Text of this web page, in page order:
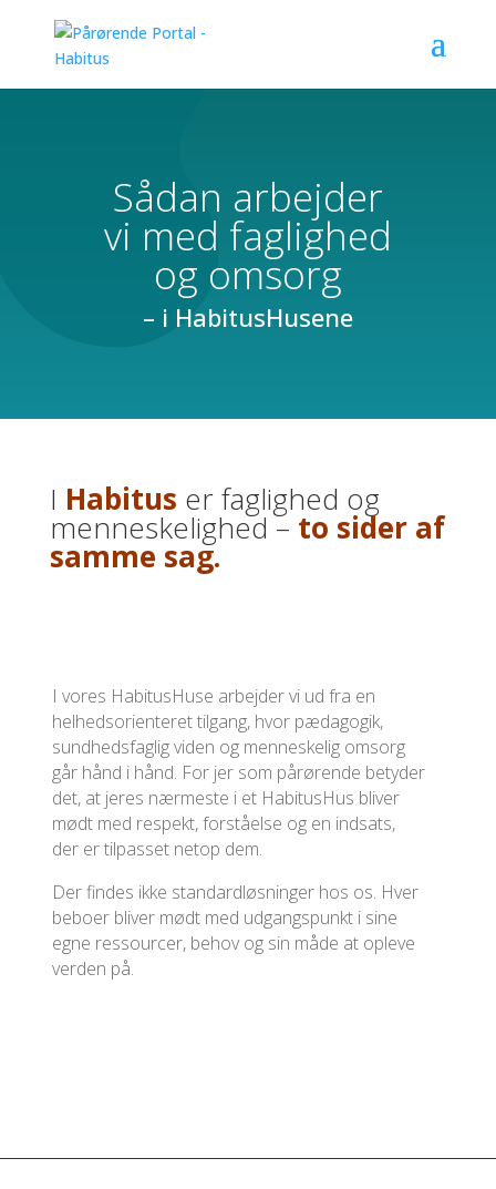
Sådan arbejder
vi med faglighed
og omsorg
– i HabitusHusene
I Habitus er faglighed og
menneskelighed – to sider af
samme sag.
I vores HabitusHuse arbejder vi ud fra en
helhedsorienteret tilgang, hvor pædagogik,
sundhedsfaglig viden og menneskelig omsorg
går hånd i hånd. For jer som pårørende betyder
det, at jeres nærmeste i et HabitusHus bliver
mødt med respekt, forståelse og en indsats,
der er tilpasset netop dem.
Der findes ikke standardløsninger hos os. Hver
beboer bliver mødt med udgangspunkt i sine
egne ressourcer, behov og sin måde at opleve
verden på.